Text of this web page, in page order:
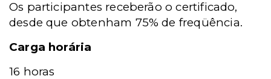
Os participantes receberão o certificado,
desde que obtenham 75% de freqüência.
Carga horária
16 horas